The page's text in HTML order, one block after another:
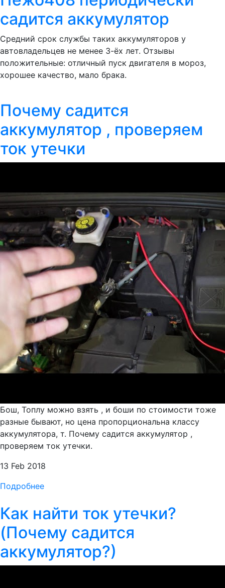
садится аккумулятор
Средний срок службы таких аккумуляторов у
автовладельцев не менее 3-ёх лет. Отзывы
положительные: отличный пуск двигателя в мороз,
хорошее качество, мало брака.
Почему садится
аккумулятор , проверяем
ток утечки
Бош, Топлу можно взять , и боши по стоимости тоже
разные бывают, но цена пропорциональна классу
аккумулятора, т. Почему садится аккумулятор ,
проверяем ток утечки.
13 Feb 2018
Подробнее
Как найти ток утечки?
(Почему садится
аккумулятор?)